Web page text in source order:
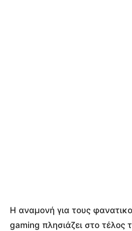
Η αναμονή για τους
gaming πλησιάζει στο τέλος